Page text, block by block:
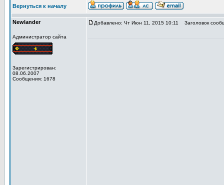
Вернуться к началу
Newlander
Администратор сайта
Зарегистрирован:
08.06.2007
Сообщения: 1678
Добавлено: Чт Июн 11, 2015 10:11 Заголовок